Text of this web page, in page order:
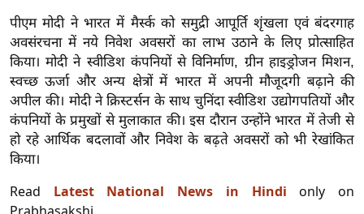
स्टा
इ
ल
टे
क्नॉ
लॉ
जी
ब्यू
टी
पीएम मोदी ने भारत में मैर्स्क को समुद्री आपूर्ति शृंखला एवं बंदरगाह
अवसंरचना में नये निवेश अवसरों का लाभ उठाने के लिए प्रोत्साहित
किया। मोदी ने स्वीडिश कंपनियों से विनिर्माण, ग्रीन हाइड्रोजन मिशन,
स्वच्छ ऊर्जा और अन्य क्षेत्रों में भारत में अपनी मौजूदगी बढ़ाने की
अपील की। मोदी ने क्रिस्टर्सन के साथ चुनिंदा स्वीडिश उद्योगपतियों और
कंपनियों के प्रमुखों से मुलाकात की। इस दौरान उन्होंने भारत में तेजी से
हो रहे आर्थिक बदलावों और निवेश के बढ़ते अवसरों को भी रेखांकित
किया।
Read Latest National News in Hindionly on